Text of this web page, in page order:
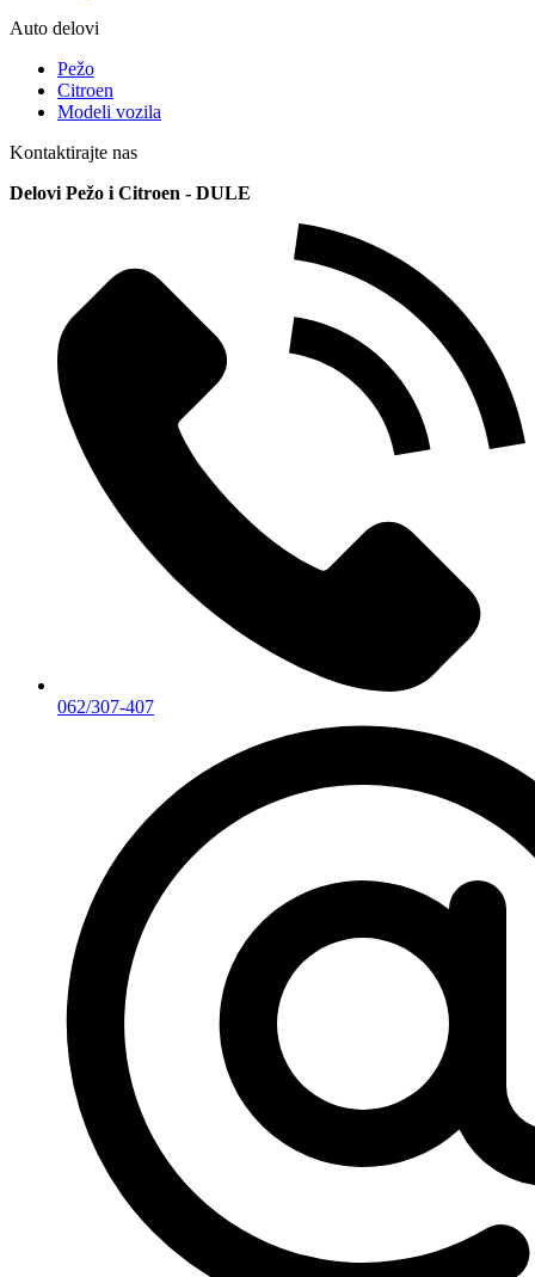
Auto delovi
Pežo
Citroen
Modeli vozila
Kontaktirajte nas
Delovi Pežo i Citroen - DULE
062/307-407